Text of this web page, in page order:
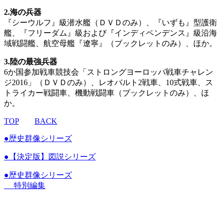
2.海の兵器
『シーウルフ』級潜水艦（ＤＶＤのみ）、『いずも』型護衛
艦、『フリーダム』級および『インディペンデンス』級沿海
域戦闘艦、航空母艦『遼寧』（ブックレットのみ）、ほか。
3.陸の最強兵器
6か国参加戦車競技会「ストロングヨーロッパ戦車チャレン
ジ2016」（ＤＶＤのみ）、レオバルト2戦車、10式戦車、ス
トライカー戦闘車、機動戦闘車（ブックレットのみ）、ほ
か。
TOP BACK
●歴史群像シリーズ
● 【決定版】図説シリーズ
●歴史群像シリーズ
特別編集